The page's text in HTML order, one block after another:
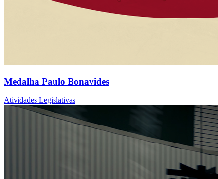
Medalha Paulo Bonavides
Atividades Legislativas